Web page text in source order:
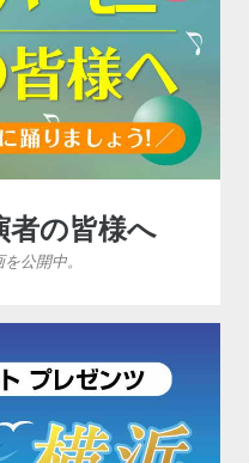
者の皆様へ
公開中。